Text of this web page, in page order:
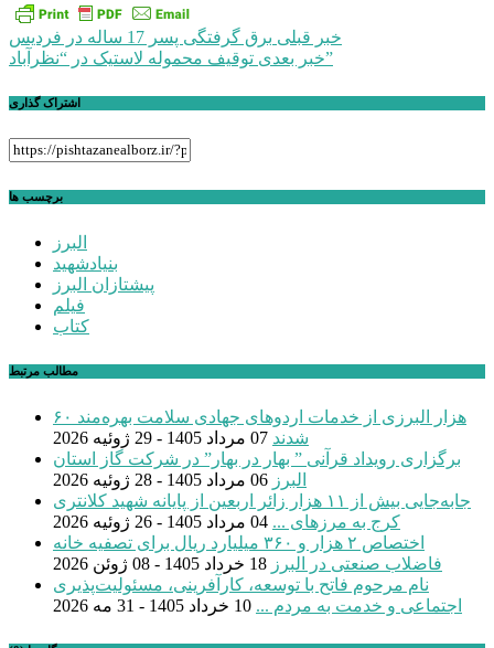
راهبری
نوشته
خبر قبلی برق گرفتگی پسر 17 ساله در فردیس
خبر بعدیتوقیف محموله لاستیک در “نظرآباد”
اشتراک گذاری
برچسب ها
البرز
بنیادشهید
پیشتازان البرز
فیلم
کتاب
مطالب مرتبط
۶۰ هزار البرزی از خدمات اردوهای جهادی سلامت بهره‌مند
شدند 07 مرداد 1405 - 29 ژوئیه 2026
برگزاری رویداد قرآنی ” بهار در بهار” در شرکت گاز استان
البرز 06 مرداد 1405 - 28 ژوئیه 2026
جابه‌جایی بیش از ۱۱ هزار زائر اربعین از پایانه شهید کلانتری
کرج به مرزهای ... 04 مرداد 1405 - 26 ژوئیه 2026
اختصاص ۲ هزار و ۳۶۰ میلیارد ریال برای تصفیه خانه
فاضلاب صنعتی در البرز 18 خرداد 1405 - 08 ژوئن 2026
نام مرحوم فاتح با توسعه، کارآفرینی، مسئولیت‌پذیری
اجتماعی و خدمت به مردم ... 10 خرداد 1405 - 31 مه 2026